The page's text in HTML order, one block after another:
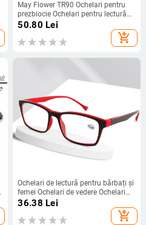
May Flower TR90 Ochelari pentru
prezbiocie Ochelari pentru lectură
cu lumină albastră pentru bărbați
Ochelari pătrați din metal pentru
lentile Sight Plus +1,75+2,25+2,75
50.80 Lei
add_shopping_cart
Ochelari de lectură pentru bărbați și
femei Ochelari de vedere Ochelari
anti-lumină albastră Ochelari de
36.38 Lei
add_shopping_cart